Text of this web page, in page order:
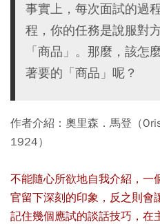
事實上，每次面試的過
程，你的任務是說服對
「商品」。那麼，該怎
著要的「商品」呢？
作者介紹：奧里森．馬登（
1924）
不能隨心所欲地自我介紹，一
官留下深刻的印象，反之則會
記住幾個應試的談話技巧，在